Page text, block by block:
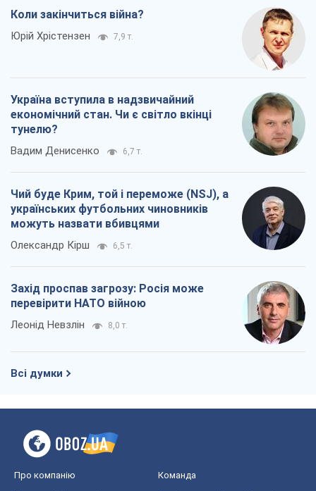
Коли закінчиться війна?
Юрій Хрістензен 7,9 т.
Україна вступила в надзвичайний
економічний стан. Чи є світло вкінці
тунелю?
Вадим Денисенко 6,7 т.
Чий буде Крим, той і переможе (NSJ), а
українських футбольних чиновників
можуть назвати вбивцями
Олександр Кірш 6,5 т.
Захід проспав загрозу: Росія може
перевірити НАТО війною
Леонід Невзлін 8,0 т.
Всі думки
Про компанію Команда